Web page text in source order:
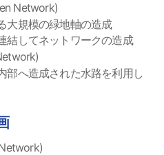
Network)
大規模の緑地軸の造成
結してネットワークの造成
部へ造成された水路を利用し